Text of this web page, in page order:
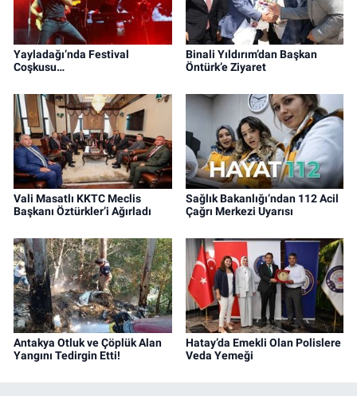
Yayladağı’nda Festival
Coşkusu…
Binali Yıldırım’dan Başkan
Öntürk’e Ziyaret
Vali Masatlı KKTC Meclis
Başkanı Öztürkler’i Ağırladı
Sağlık Bakanlığı’ndan 112 Acil
Çağrı Merkezi Uyarısı
Antakya Otluk ve Çöplük Alan
Yangını Tedirgin Etti!
Hatay’da Emekli Olan Polislere
Veda Yemeği